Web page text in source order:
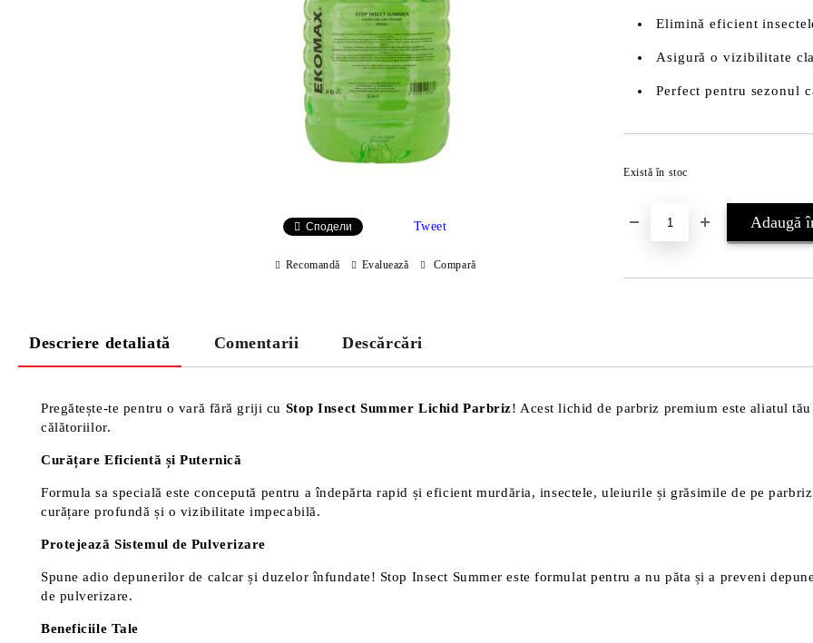
Elimină eficient
Asigură o vizibilitate
Perfect pentru sezonul
Există în stoc
Сподели Tweet
Recomandă Evaluează Compară
Descriere detaliată Comentarii Descărcări
Pregătește-te pentru o vară fără griji cu Stop Insect Summer Lichid Parbriz! Acest lichid de parbriz premium este aliatul
călătoriilor.
Curățare Eficientă și Puternică
Formula sa specială este concepută pentru a îndepărta rapid și eficient murdăria, insectele, uleiurile și grăsimile de pe
curățare profundă și o vizibilitate impecabilă.
Protejează Sistemul de Pulverizare
Spune adio depunerilor de calcar și duzelor înfundate! Stop Insect Summer este formulat pentru a nu păta și a preveni
de pulverizare.
Beneficiile Tale